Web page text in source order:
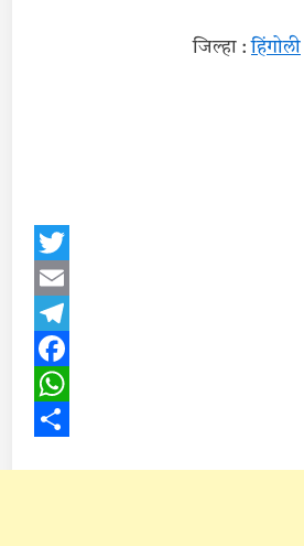
जिल्हा :हिंगोली
Twitter
Email
Telegram
Facebook
WhatsApp